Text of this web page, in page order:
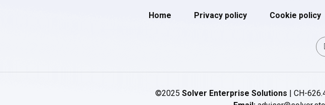
Home Privacy policy Cookie policy
©2025 Solver Enterprise Solutions | CH-